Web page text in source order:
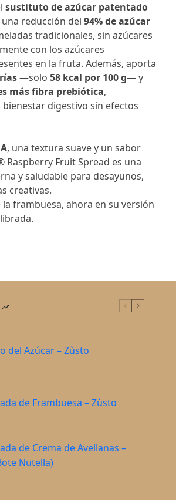
sustituto de azúcar patentado
reducción del 94% de azúcar
tradicionales, sin azúcares
con los azúcares
en la fruta. Además, aporta
—solo 58 kcal por 100 g— y
más fibra prebiótica,
digestivo sin efectos
, una textura suave y un sabor
Raspberry Fruit Spread es una
y saludable para desayunos,
creativas.
la frambuesa, ahora en su versión
del Azúcar – Zùsto
de Frambuesa – Zùsto
de Crema de Avellanas –
Nutella)